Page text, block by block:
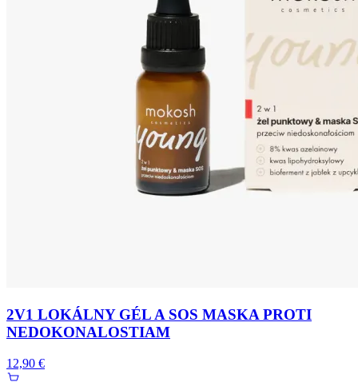
2V1 LOKÁLNY GÉL A SOS MASKA PROTI
NEDOKONALOSTIAM
12,90 €